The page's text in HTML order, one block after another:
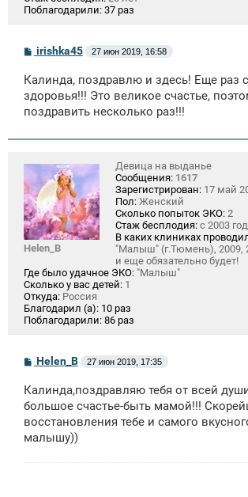
Поблагодарили: 37 раз
С
б
щ
е
н
е
irishka45 27 июн 2019, 16:58
Калинда, поздравлю и здесь! Еще раз
здоровья!!! Это великое счастье,
поздравить несколько раз!!!
Helen_B
Девица на выданье
Сообщения: 1617
Зарегистрирован: 17 май
Пол: Женский
Сколько попыток ЭКО: 2
Стаж бесплодия: с 2003
В каких клиниках
"Малыш" (г.Тюмень), 2009,
и еще обязательно будет!
Где было удачное ЭКО: "Малыш"
Сколько у вас детей: 1
Откуда: Россия
Благодарил (а): 10 раз
Поблагодарили: 86 раз
С
б
щ
н
и
Helen_B 27 июн 2019, 17:35
Калинда,поздравляю тебя от всей
большое счастье-быть мамой!!!
восстановления тебе и самого
малышу))